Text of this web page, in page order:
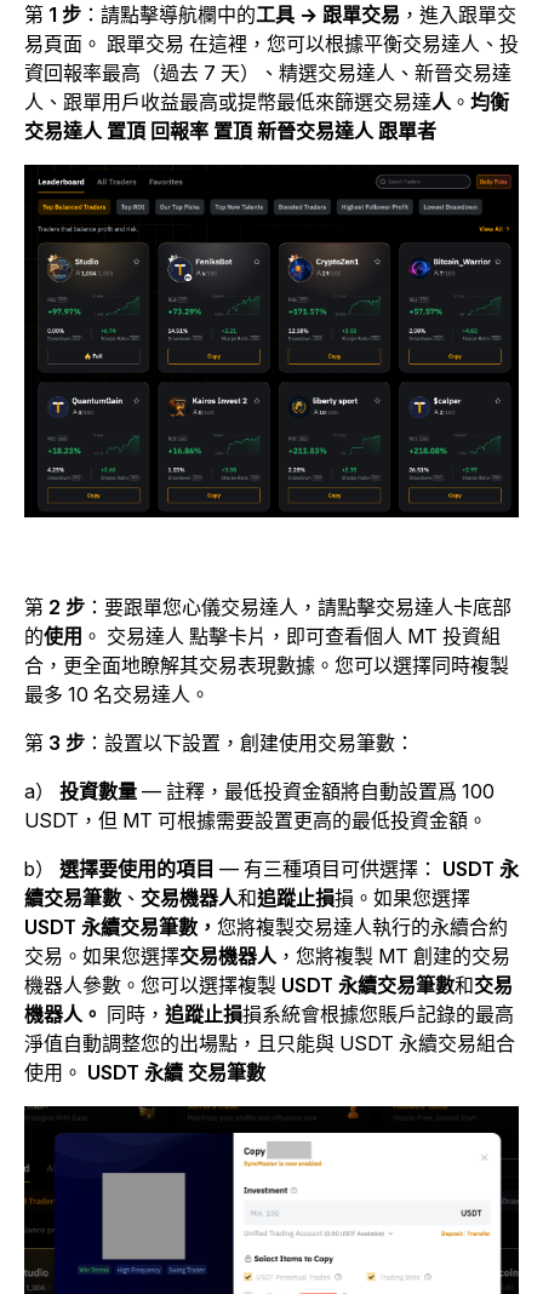
第 1 步 ：請點擊導航欄中的工具 → 跟單交易 ，進入跟單交
易頁面。 跟單交易 在這裡，您可以根據平衡交易達人、投
資回報率最高（過去 7 天）、精選交易達人、新晉交易達
人、跟單用戶收益最高或提幣最低來篩選交易達人 。 均衡
交易達人 置頂 回報率 置頂 新晉交易達人 跟單者
第 2 步 ：要跟單您心儀交易達人，請點擊交易達人卡底部
的使用 。 交易達人 點擊卡片，即可查看個人 MT 投資組
合，更全面地瞭解其交易表現數據。您可以選擇同時複製
最多 10 名交易達人。
第 3 步 ：設置以下設置，創建使用交易筆數：
a） 投資數量 — 註釋，最低投資金額將自動設置爲 100
USDT，但 MT 可根據需要設置更高的最低投資金額。
b） 選擇要使用的項目 — 有三種項目可供選擇： USDT 永
續交易筆數 、 交易機器人和追蹤止損損。如果您選擇
USDT 永續交易筆數， 您將複製交易達人執行的永續合約
交易。如果您選擇交易機器人 ，您將複製 MT 創建的交易
機器人參數。您可以選擇複製 USDT 永續交易筆數和交易
機器人。 同時， 追蹤止損損系統會根據您賬戶記錄的最高
淨值自動調整您的出場點，且只能與 USDT 永續交易組合
使用。 USDT 永續 交易筆數